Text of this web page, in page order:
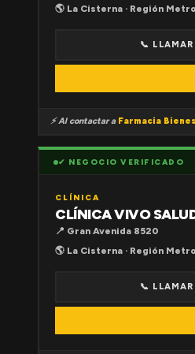
🌎 La Cisterna · Región
📞 LLAMAR
⚡ Al contactar a Farmacia
✔ NEGOCIO VERIFICADO
CLÍNICA
CLÍNICA VIVO
📍 Gran Avenida 8520
🌎 La Cisterna · Región
📞 LLAMAR